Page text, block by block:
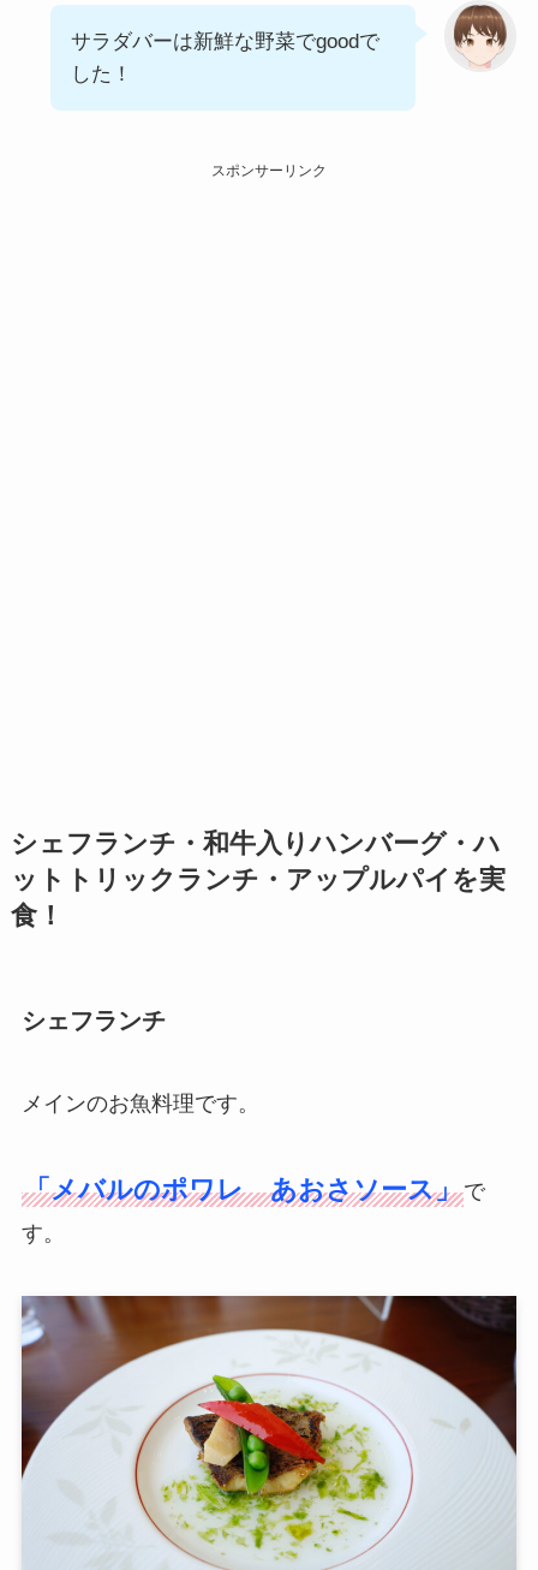
サラダバーは新鮮な野菜でgoodで
した！
スポンサーリンク
シェフランチ・和牛入りハンバーグ・ハ
ットトリックランチ・アップルパイを実
食！
シェフランチ
メインのお魚料理です。
「メバルのポワレ あおさソース」で
す。